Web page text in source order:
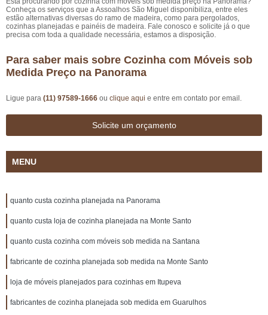
Conheça os serviços que a Assoalhos São Miguel disponibiliza, entre eles
estão alternativas diversas do ramo de madeira, como para pergolados,
cozinhas planejadas e painéis de madeira. Fale conosco e solicite já o que
precisa com toda a qualidade necessária, estamos a disposição.
Para saber mais sobre Cozinha com Móveis sob
Medida Preço na Panorama
Ligue para (11) 97589-1666 ou clique aqui e entre em contato por email.
Solicite um orçamento
MENU
quanto custa cozinha planejada na Panorama
quanto custa loja de cozinha planejada na Monte Santo
quanto custa cozinha com móveis sob medida na Santana
fabricante de cozinha planejada sob medida na Monte Santo
loja de móveis planejados para cozinhas em Itupeva
fabricantes de cozinha planejada sob medida em Guarulhos